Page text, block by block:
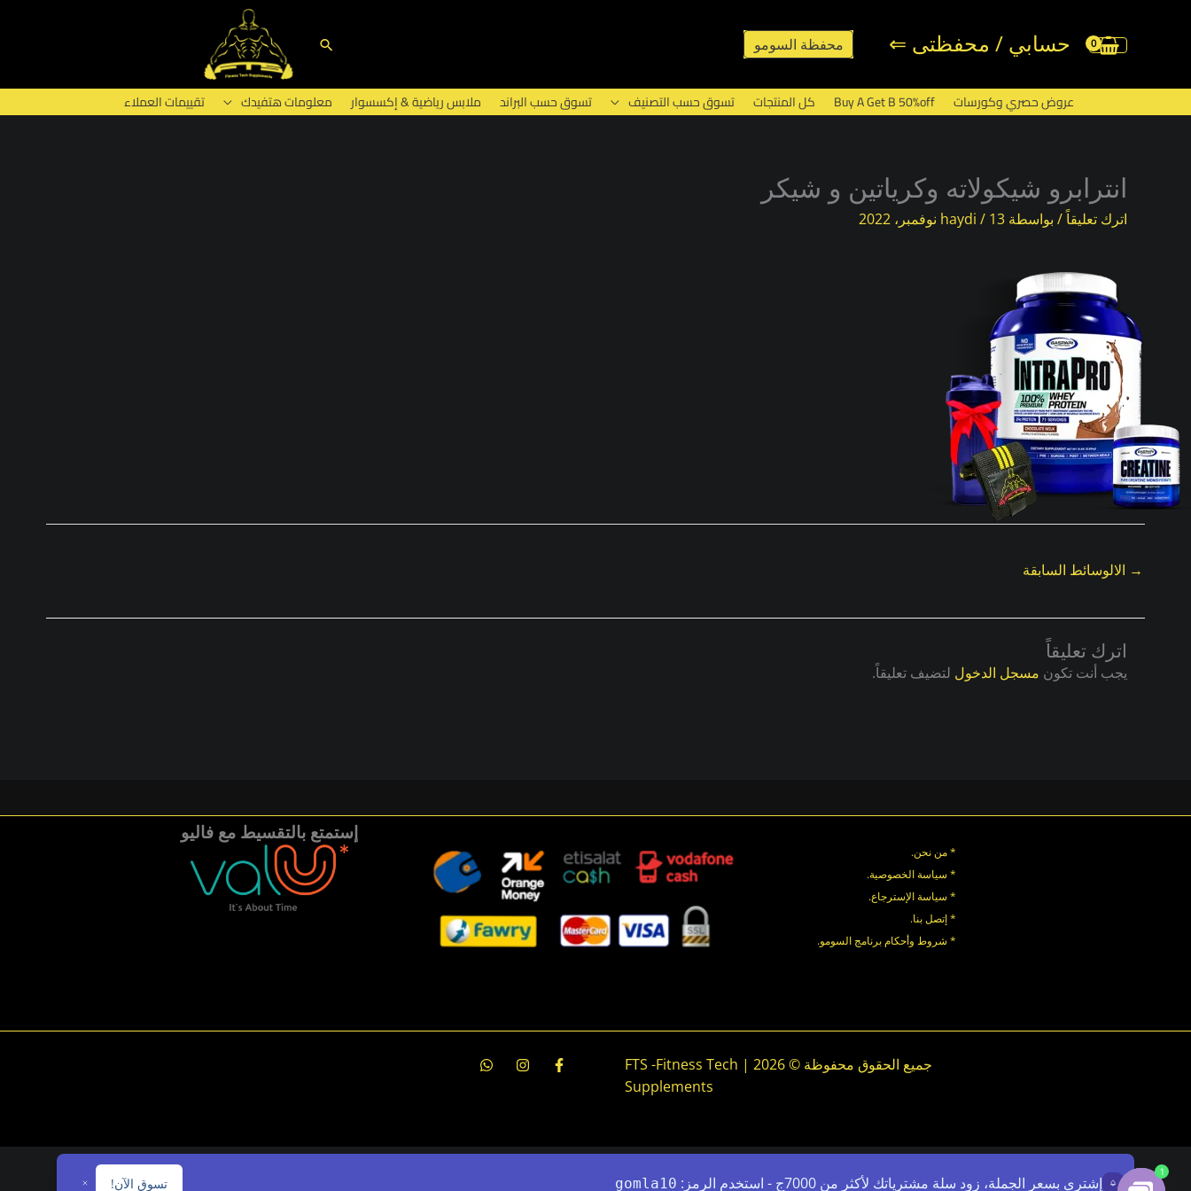
حسابي / محفظتى ⇐ محفظة السومو البحث
عروض حصري وكورسات Buy A Get B 50%off كل المنتجات تسوق حسب التصنيف تسوق حسب البراند ملابس رياضية & إكسسوار معلومات هتفيدك تقييمات العملاء
انترابرو شيكولاته وكرياتين و شيكر
اترك تعليقاً/ بواسطة haydi / 13 نوفمبر، 2022
→ الالوسائط السابقة
اترك تعليقاً
يجب أنت تكون مسجل الدخول لتضيف تعليقاً.
* من نحن.
* سياسة الخصوصية.
* سياسةالإسترجاع.
* إتصل بنا.
* شروط وأحكام برنامج السومو.
إستمتع بالتقسيط مع فاليو
جميع الحقوق محفوظة © 2026 | FTS -Fitness Tech
Supplements
إشتري بسعر الجملة، زود سلة مشترياتك لأكثر من 7000ج - استخدم الرمز: gomla10 تسوق الآن!
1